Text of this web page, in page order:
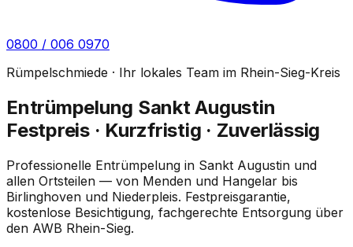
0800 / 006 0970
Rümpelschmiede · Ihr lokales Team im Rhein-Sieg-Kreis
Entrümpelung Sankt Augustin
Festpreis · Kurzfristig · Zuverlässig
Professionelle Entrümpelung in Sankt Augustin und
allen Ortsteilen — von Menden und Hangelar bis
Birlinghoven und Niederpleis. Festpreisgarantie,
kostenlose Besichtigung, fachgerechte Entsorgung über
den AWB Rhein-Sieg.